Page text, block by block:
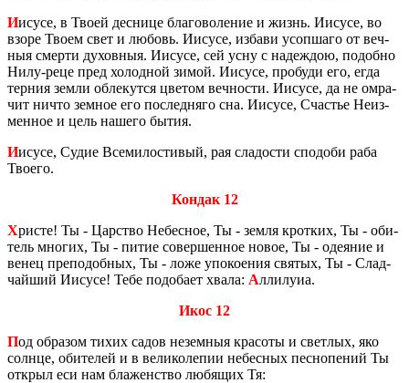
Иисусе, в Твоей дес­ни­це бла­го­во­ле­ние и жизнь. Иису­се, во
взоре Твоем свет и лю­бовь. Иису­се, из­ба­ви усоп­ша­го от веч­
ныя смер­ти ду­хов­ныя. Иису­се, сей усну с на­деж­дою, по­доб­но
Нилу-реце пред хо­лод­ной зимой. Иису­се, про­бу­ди его, егда
тер­ния земли об­ле­кут­ся цве­том веч­но­сти. Иису­се, да не омра­
чит ничто зем­ное его по­след­ня­го сна. Иису­се, Сча­стье Неиз­
мен­ное и цель на­ше­го бытия.
Иисусе, Судие Все­ми­ло­сти­вый, рая сла­до­сти спо­до­би раба
Тво­е­го.
Кондак 12
Христе! Ты - Цар­ство Небес­ное, Ты - земля крот­ких, Ты - оби­
тель мно­гих, Ты - питие со­вер­шен­ное новое, Ты - оде­я­ние и
венец пре­по­доб­ных, Ты - ложе упо­ко­е­ния свя­тых, Ты - Слад­
чай­ший Иису­се! Тебе по­до­ба­ет хвала: Алли­лу­иа.
Икос 12
Под об­ра­зом тихих садов незем­ныя кра­со­ты и свет­лых, яко
солн­це, оби­те­лей и в ве­ли­ко­ле­пии небес­ных пес­но­пе­ний Ты
от­крыл еси нам бла­жен­ство лю­бя­щих Тя: